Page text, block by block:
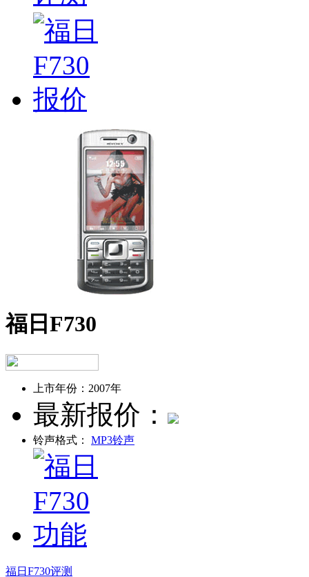
福日F730
上市年份： 2007年
最新报价：
铃声格式： MP3铃声
福日F730评测